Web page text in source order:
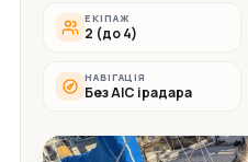
ЕКІПАЖ
2 (до 4)
НАВІГАЦІЯ
Без АІС і радара